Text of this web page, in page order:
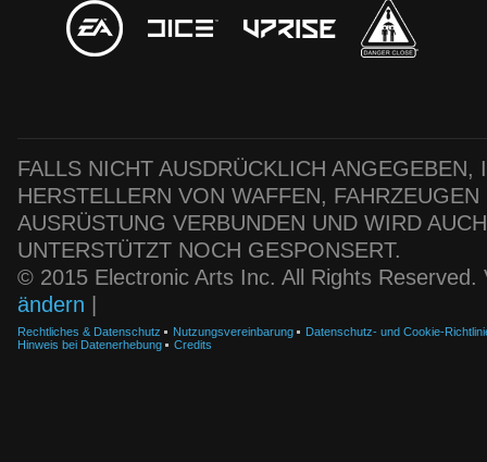
FALLS NICHT AUSDRÜCKLICH
HERSTELLERN VON WAFFEN,
AUSRÜSTUNG VERBUNDEN UND WIRD
UNTERSTÜTZT NOCH GESPONSERT.
© 2015 Electronic Arts Inc. All Rights
ändern
Rechtliches & Datenschutz Nutzungsvereinbarung
Datenschutz- und Cookie-
Hinweis bei Datenerhebung
Credits